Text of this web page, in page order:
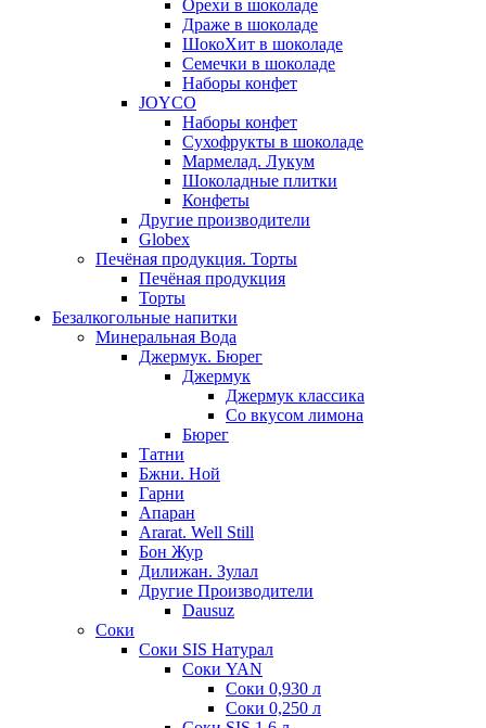
Орехи в шоколаде
Драже в шоколаде
ШокоХит в шоколаде
Семечки в шоколаде
Наборы конфет
JOYCO
Наборы конфет
Сухофрукты в шоколаде
Мармелад. Лукум
Шоколадные плитки
Конфеты
Другие производители
Globex
Печёная продукция. Торты
Печёная продукция
Торты
Безалкогольные напитки
Минеральная Вода
Джермук. Бюрег
Джермук
Джермук классика
Со вкусом лимона
Бюрег
Татни
Бжни. Ной
Гарни
Апаран
Ararat. Well Still
Бон Жур
Дилижан. Зулал
Другие Производители
Dausuz
Соки
Соки SIS Натурал
Соки YAN
Соки 0,930 л
Соки 0,250 л